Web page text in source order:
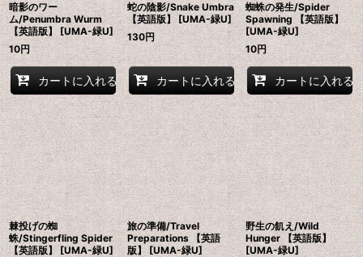
暗影のワー
ム/Penumbra Wurm
【英語版】 [UMA-緑U]
10円
カートに入れる
蛇の陰影/Snake Umbra
【英語版】 [UMA-緑U]
130円
カートに入れる
蜘蛛の発生/Spider
Spawning 【英語版】
[UMA-緑U]
10円
カートに入れる
棘投げの蜘
蛛/Stingerfling Spider
【英語版】 [UMA-緑U]
旅の準備/Travel
Preparations 【英語
版】 [UMA-緑U]
野生の飢え/Wild
Hunger 【英語版】
[UMA-緑U]